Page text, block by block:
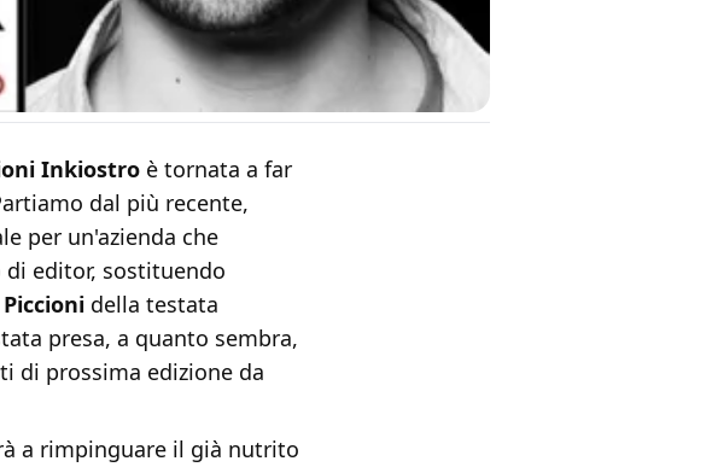
Inkiostro è tornata a far
dal più recente,
per un'azienda che
editor, sostituendo
della testata
presa, a quanto sembra,
di prossima edizione da
a rimpinguare il già nutrito